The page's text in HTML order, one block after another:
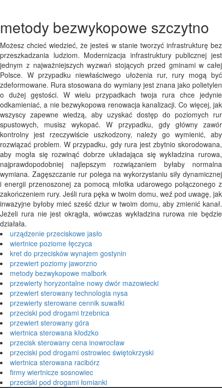
metody bezwykopowe szczytno
Możesz chcieć wiedzieć, że jesteś w stanie tworzyć infrastrukturę bez
przeszkadzania ludziom. Modernizacja infrastruktury publicznej jest
jednym z najważniejszych wyzwań stojących przed gminami w całej
Polsce. W przypadku niewłaściwego ułożenia rur, rury mogą być
zdeformowane. Rura stosowana do wymiany jest znana jako polietylen
o dużej gęstości. W wielu przypadkach twoja rura chce jedynie
odkamieniać, a nie bezwykopowa renowacja kanalizacji. Co więcej, jak
wszyscy zapewne wiedzą, aby uzyskać dostęp do poziomych rur
spustowych, musisz wykopać. W przypadku, gdy główny zawór
kontrolny jest rzeczywiście uszkodzony, należy go wymienić, aby
rozwiązać problem. W przypadku, gdy rura jest zbytnio skorodowana,
aby mogła się rozwinąć dobrze układająca się wykładzina rurowa,
najprawdopodobniej najlepszym rozwiązaniem byłaby normalna
wymiana. Zagęszczanie rur polega na wykorzystaniu siły dynamicznej
i energii przenoszonej za pomocą młotka udarowego połączonego z
zakończeniem rury. Jeśli rura pęka w twoim domu, weź pod uwagę, jak
inwazyjne byłoby mieć sześć dziur w twoim domu, aby zmienić kanał.
Jeżeli rura nie jest okrągła, wówczas wykładzina rurowa nie będzie
działała.
urządzenie przeciskowe jasło
wiertnice poziome łęczyca
kret do przecisków wynajem gostynin
przewiert poziomy jaworzno
metody bezwykopowe malbork
przewierty horyzontalne nowy dwór mazowiecki
przewiert sterowany technologia nysa
przewierty sterowane cennik suwałki
przeciski pod drogami trzebnica
przewiert sterowany góra
wiertnica sterowana kłodzko
przecisk sterowany cena inowrocław
przeciski pod drogami ostrowiec świętokrzyski
wiertnica sterowana racibórz
firmy wiertnicze sosnowiec
przeciski pod drogami łomianki